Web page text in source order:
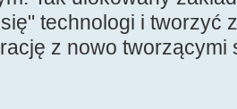
technologi i tworzyć
z nowo tworzącymi